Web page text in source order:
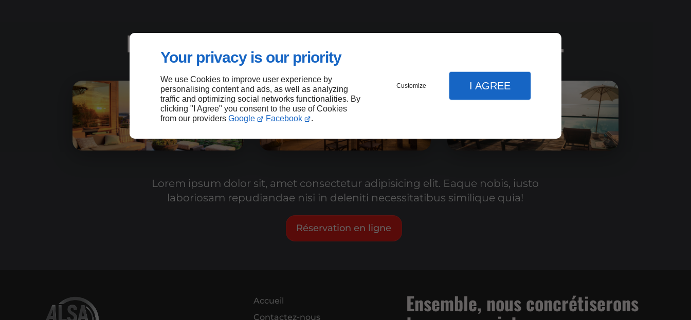
Your privacy is our priority
We use Cookies to improve user experience by
personalising content and ads, as well as analyzing
traffic and optimizing social networks functionalities. By
clicking "I Agree" you consent to the use of Cookies
from our providers Google Facebook .
Customize I AGREE
Lorem ipsum dolor sit amet consectetur adipiscing.
Lorem ipsum dolor sit, amet consectetur adipisicing elit. Eaque nobis, iusto
laboriosam repudiandae nisi in deleniti necessitatibus similique quia!
Réservation en ligne
Accueil
Contactez-nous
Ensemble, nous concrétiserons